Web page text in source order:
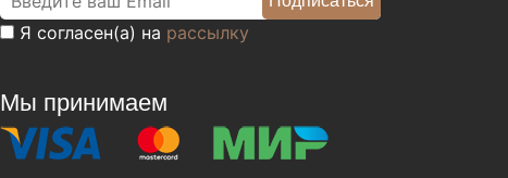
Я согласен(а) на рассылку
Мы принимаем